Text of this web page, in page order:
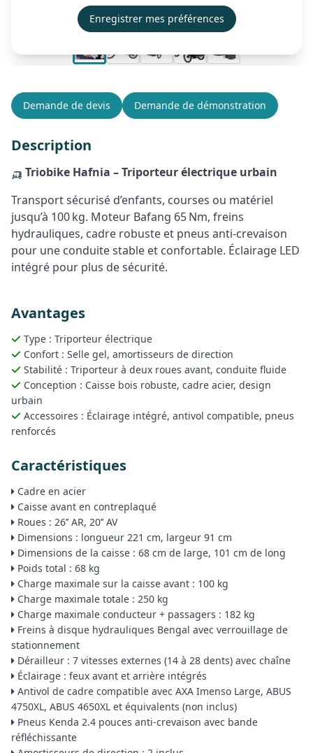
Démonstration
Créer mon compte
Se connecter
Demande de devis Demande de démonstration
Description
🛺 Triobike Hafnia – Triporteur électrique urbain
Transport sécurisé d’enfants, courses ou matériel
jusqu’à 100 kg. Moteur Bafang 65 Nm, freins
hydrauliques, cadre robuste et pneus anti-crevaison
pour une conduite stable et confortable. Éclairage LED
intégré pour plus de sécurité.
Avantages
Type : Triporteur électrique
Confort : Selle gel, amortisseurs de direction
Stabilité : Triporteur à deux roues avant, conduite fluide
Conception : Caisse bois robuste, cadre acier, design
urbain
Accessoires : Éclairage intégré, antivol compatible, pneus
renforcés
Caractéristiques
Cadre en acier
Caisse avant en contreplaqué
Roues : 26’’ AR, 20’’ AV
Dimensions : longueur 221 cm, largeur 91 cm
Dimensions de la caisse : 68 cm de large, 101 cm de long
Poids total : 68 kg
Charge maximale sur la caisse avant : 100 kg
Charge maximale totale : 250 kg
Charge maximale conducteur + passagers : 182 kg
Freins à disque hydrauliques Bengal avec verrouillage de
stationnement
Dérailleur : 7 vitesses externes (14 à 28 dents) avec chaîne
Éclairage : feux avant et arrière intégrés
Antivol de cadre compatible avec AXA Imenso Large, ABUS
4750XL, ABUS 4650XL et équivalents (non inclus)
Pneus Kenda 2.4 pouces anti-crevaison avec bande
réfléchissante
Enregistrer mes préférences